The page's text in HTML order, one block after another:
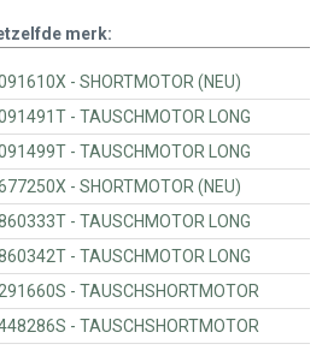
merk:
Massey Ferguson - V865091610X - SHORTMOTOR (NEU)
Massey Ferguson - V865091491T - TAUSCHMOTOR LONG
Massey Ferguson - V865091499T - TAUSCHMOTOR LONG
Massey Ferguson - V864677250X - SHORTMOTOR (NEU)
Massey Ferguson - V862860333T - TAUSCHMOTOR LONG
Massey Ferguson - V862860342T - TAUSCHMOTOR LONG
Massey Ferguson - V865291660S - TAUSCHSHORTMOTOR
Massey Ferguson - V862448286S - TAUSCHSHORTMOTOR